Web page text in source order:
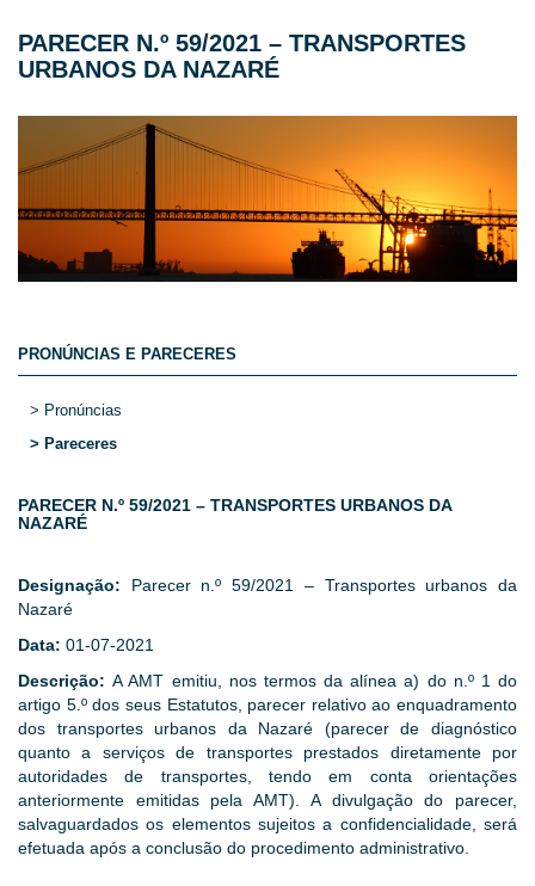
PARECER N.º 59/2021 – TRANSPORTES
URBANOS DA NAZARÉ
PRONÚNCIAS E PARECERES
> Pronúncias
> Pareceres
PARECER N.º 59/2021 – TRANSPORTES URBANOS DA
NAZARÉ
Designação: Parecer n.º 59/2021 – Transportes urbanos da
Nazaré
Data: 01-07-2021
Descrição:A AMT emitiu, nos termos da alínea a) do n.º 1 do
artigo 5.º dos seus Estatutos, parecer relativo ao enquadramento
dos transportes urbanos da Nazaré (parecer de diagnóstico
quanto a serviços de transportes prestados diretamente por
autoridades de transportes, tendo em conta orientações
anteriormente emitidas pela AMT). A divulgação do parecer,
salvaguardados os elementos sujeitos a confidencialidade, será
efetuada após a conclusão do procedimento administrativo.